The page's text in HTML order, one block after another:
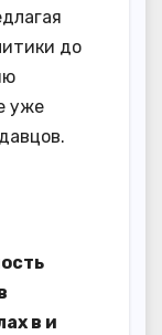
до
уже
в и